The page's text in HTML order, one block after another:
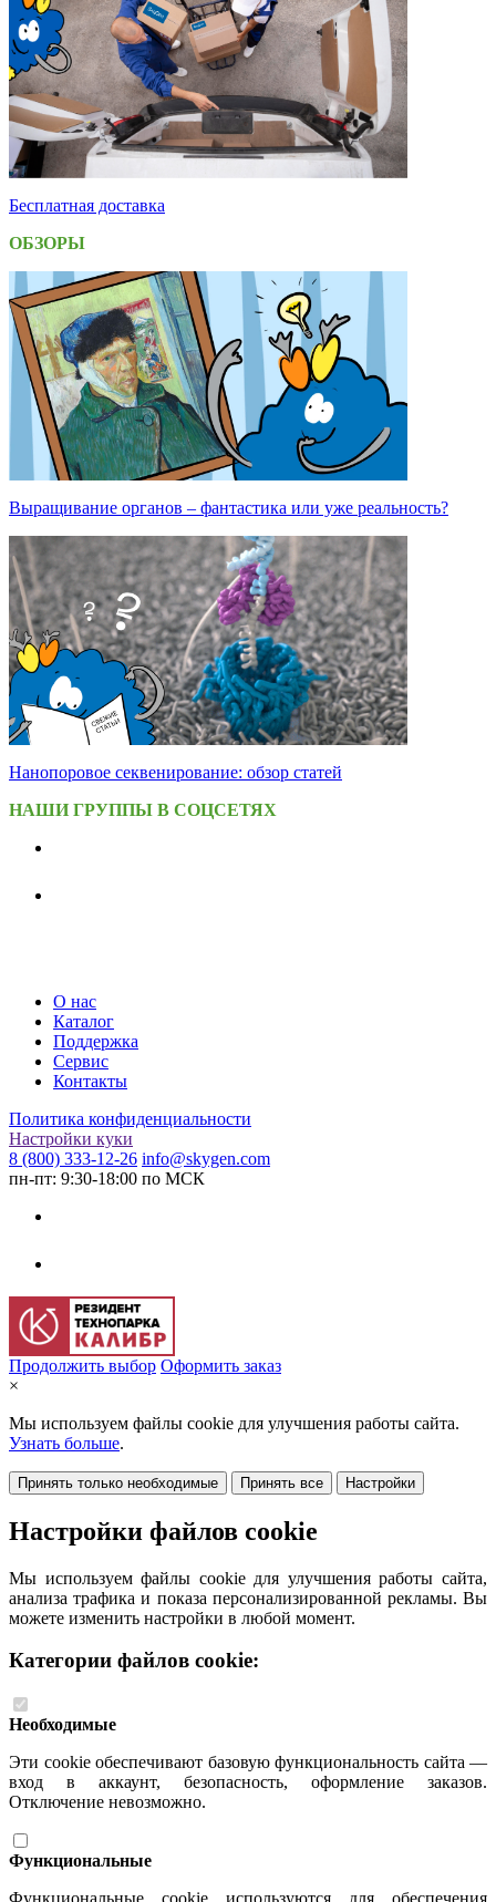
Бесплатная доставка
ОБЗОРЫ
Выращивание органов – фантастика или уже реальность?
Нанопоровое секвенирование: обзор статей
НАШИ ГРУППЫ В СОЦСЕТЯХ
О нас
Каталог
Поддержка
Сервис
Контакты
Политика конфиденциальности
Настройки куки
8 (800) 333-12-26 info@skygen.com
пн-пт: 9:30-18:00 по МСК
Продолжить выбор Оформить заказ
×
Мы используем файлы cookie для улучшения работы сайта.
Узнать больше.
Принять только необходимые Принять все Настройки
Настройки файлов cookie
Мы используем файлы cookie для улучшения работы сайта,
анализа трафика и показа персонализированной рекламы. Вы
можете изменить настройки в любой момент.
Категории файлов cookie:
Необходимые
Эти cookie обеспечивают базовую функциональность сайта —
вход в аккаунт, безопасность, оформление заказов.
Отключение невозможно.
Функциональные